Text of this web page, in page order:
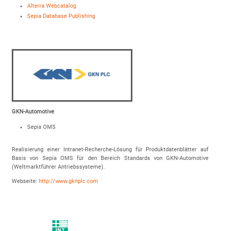
Alterra Webcatalog
Sepia Database Publishing
GKN-Automotive
Sepia OMS
Realisierung einer Intranet-Recherche-Lösung für Produktdatenblätter auf
Basis von Sepia OMS für den Bereich Standards von GKN-Automotive
(Weltmarktführer Antriebssysteme).
Webseite: http://www.gknplc.com